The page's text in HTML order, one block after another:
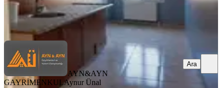
AYN&AYN GAYRİMENKULAynur Ünal
Ara
AYN&AYN
GAYRİMENKULAynur Ünal
Ara